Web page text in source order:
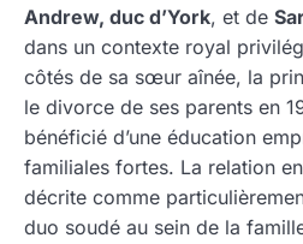
Andrew, duc d’York, et de
dans un contexte royal
côtés de sa sœur aînée, la
le divorce de ses parents en
bénéficié d’une éducation
familiales fortes. La relation
décrite comme
duo soudé au sein de la